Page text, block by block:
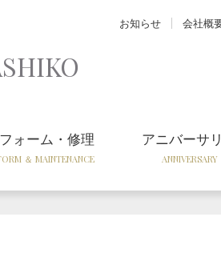
ォーム・修理
＆ MAINTENANCE
アニバーサ
ANNIVERSARY
お知らせ 会社概